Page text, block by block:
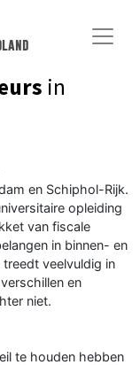
in
en Schiphol-Rijk.
opleiding
van fiscale
in binnen- en
veelvuldig in
en
niet.
te houden hebben